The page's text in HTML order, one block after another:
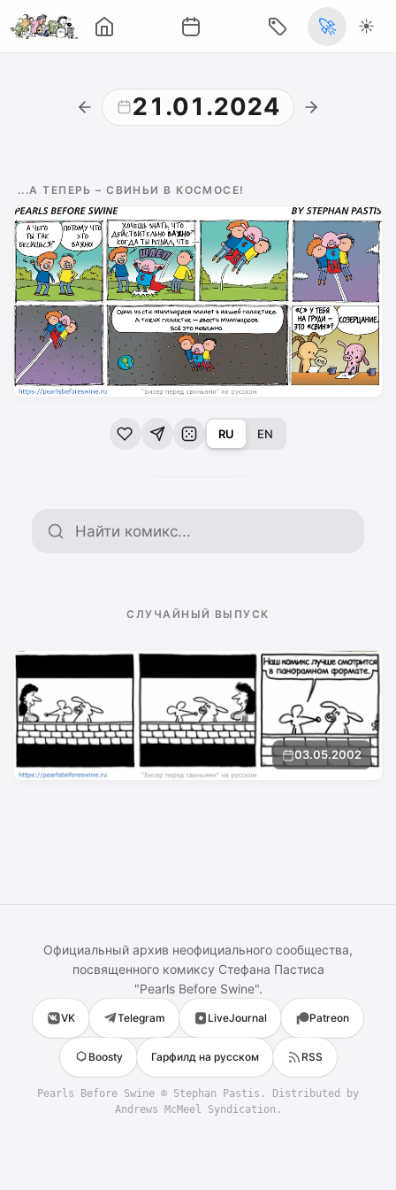
🚀 ☀️
21.01.2024
...А ТЕПЕРЬ – CВИНЬИ В КОСМОСЕ!
RU EN
Поиск по архиву
СЛУЧАЙНЫЙ ВЫПУСК
03.05.2002
Официальный архив неофициального сообщества,
посвященного комиксу Стефана Пастиса
"Pearls Before Swine".
VK Telegram LiveJournal Patreon
Boosty Гарфилд на русском RSS
Pearls Before Swine © Stephan Pastis . Distributed by
Andrews McMeel Syndication.